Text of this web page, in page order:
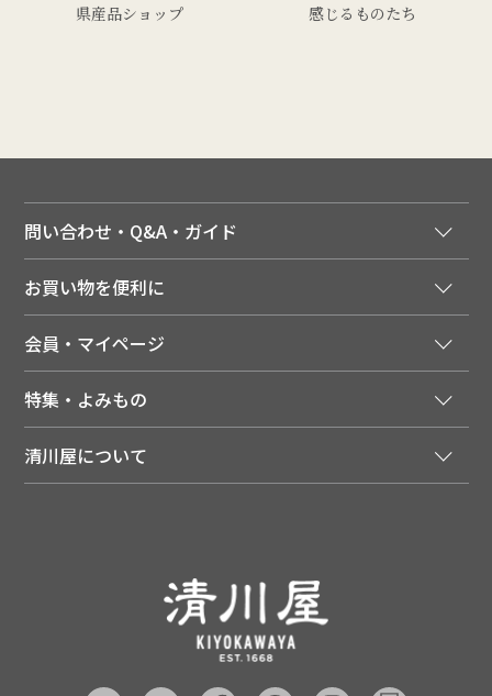
県産品ショップ
感じるものたち
問い合わせ・Q&A・ガイド
ご利用ガイド
領収書について
送料について
配達日について
返品について
よくあるご質問（FAQ）
あんしんの品質保証について（産直品）
品質保証について（通常品）
お買い物を便利に
季節のカタログを無料でお届け
店舗・ECポイント共通アプリ
LINEお友だち登録
会員・マイページ
会員特典について
注文履歴
特集・よみもの
メディア掲載商品
清川屋のレビューを見る
清川屋について